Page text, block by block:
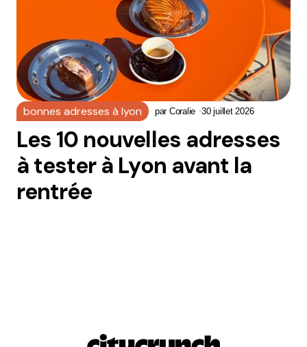
bonnes adresses à lyon par Coralie 30 juillet 2026
Les 10 nouvelles adresses
à tester à Lyon avant la
rentrée